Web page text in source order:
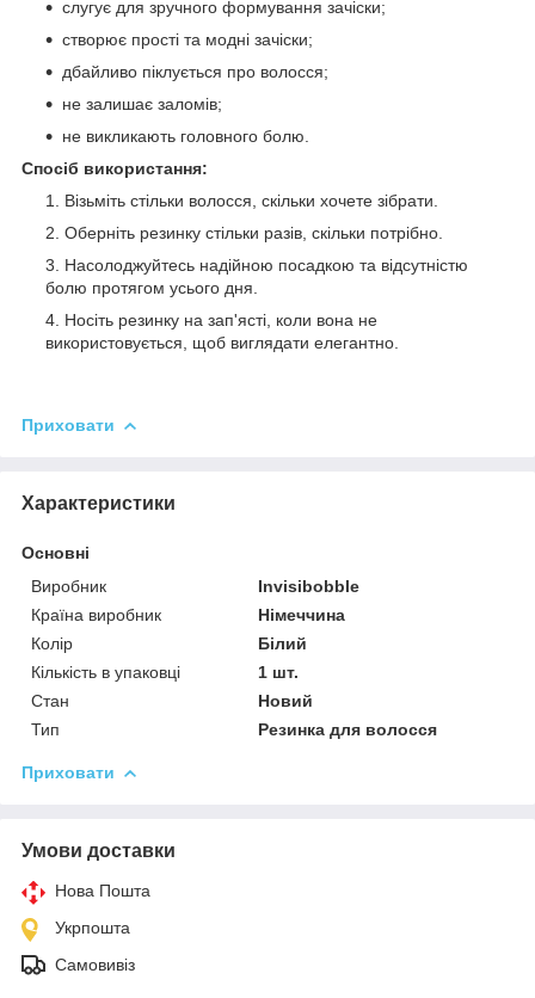
слугує для зручного формування зачіски;
створює прості та модні зачіски;
дбайливо піклується про волосся;
не залишає заломів;
не викликають головного болю.
Спосіб використання:
Візьміть стільки волосся, скільки хочете зібрати.
Оберніть резинку стільки разів, скільки потрібно.
Насолоджуйтесь надійною посадкою та відсутністю
болю протягом усього дня.
Носіть резинку на зап'ясті, коли вона не
використовується, щоб виглядати елегантно.
Приховати
Характеристики
Основні
Виробник
Invisibobble
Країна виробник
Німеччина
Колір
Білий
Кількість в упаковці
1 шт.
Стан
Новий
Тип
Резинка для волосся
Приховати
Умови доставки
Нова Пошта
Укрпошта
Самовивіз